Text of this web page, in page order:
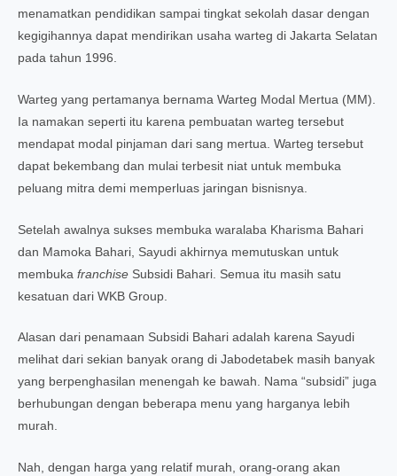
menamatkan pendidikan sampai tingkat sekolah dasar dengan
kegigihannya dapat mendirikan usaha warteg di Jakarta Selatan
pada tahun 1996.
Warteg yang pertamanya bernama Warteg Modal Mertua (MM).
Ia namakan seperti itu karena pembuatan warteg tersebut
mendapat modal pinjaman dari sang mertua. Warteg tersebut
dapat bekembang dan mulai terbesit niat untuk membuka
peluang mitra demi memperluas jaringan bisnisnya.
Setelah awalnya sukses membuka waralaba Kharisma Bahari
dan Mamoka Bahari, Sayudi akhirnya memutuskan untuk
membuka franchise Subsidi Bahari. Semua itu masih satu
kesatuan dari WKB Group.
Alasan dari penamaan Subsidi Bahari adalah karena Sayudi
melihat dari sekian banyak orang di Jabodetabek masih banyak
yang berpenghasilan menengah ke bawah. Nama “subsidi” juga
berhubungan dengan beberapa menu yang harganya lebih
murah.
Nah, dengan harga yang relatif murah, orang-orang akan